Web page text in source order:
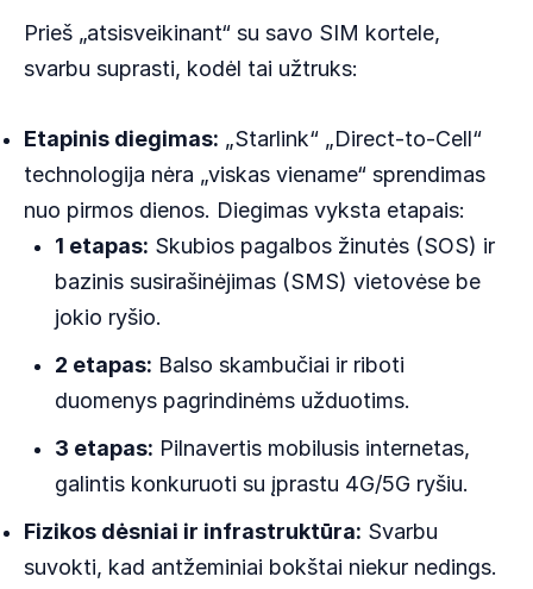
Prieš „atsisveikinant“ su savo SIM kortele,
svarbu suprasti, kodėl tai užtruks:
Etapinis diegimas: „Starlink“ „Direct-to-Cell“
technologija nėra „viskas viename“ sprendimas
nuo pirmos dienos. Diegimas vyksta etapais:
1 etapas: Skubios pagalbos žinutės (SOS) ir
bazinis susirašinėjimas (SMS) vietovėse be
jokio ryšio.
2 etapas: Balso skambučiai ir riboti
duomenys pagrindinėms užduotims.
3 etapas: Pilnavertis mobilusis internetas,
galintis konkuruoti su įprastu 4G/5G ryšiu.
Fizikos dėsniai ir infrastruktūra: Svarbu
suvokti, kad antžeminiai bokštai niekur nedings.